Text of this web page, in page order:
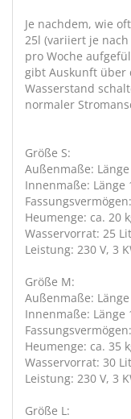
Je nachdem, wie
25l (variiert je
pro Woche
gibt Auskunft über
Wasserstand
normaler
Größe S:
Außenmaße:
Innenmaße: Länge
Heumenge: ca. 20
Wasservorrat: 25
Leistung: 230 V, 3
Größe M:
Außenmaße:
Innenmaße: Länge
Heumenge: ca. 35
Wasservorrat: 30
Leistung: 230 V, 3
Größe L: